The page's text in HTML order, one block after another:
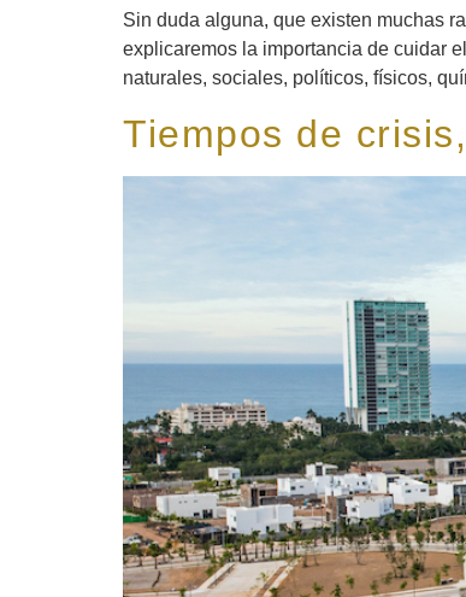
Sin duda alguna, que existen muchas
explicaremos la importancia de cuidar
naturales, sociales, políticos, físicos,
Tiempos de